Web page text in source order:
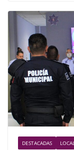
b
o
o
k
DESTACADAS